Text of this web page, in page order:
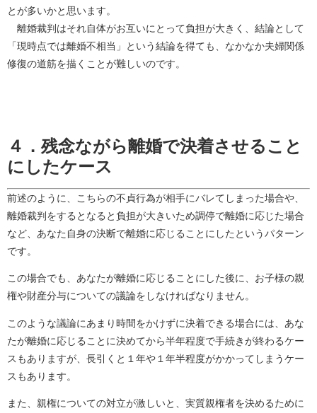
とが多いかと思います。
離婚裁判はそれ自体がお互いにとって負担が大きく、結論として
「現時点では離婚不相当」という結論を得ても、なかなか夫婦関係
修復の道筋を描くことが難しいのです。
４．残念ながら離婚で決着させること
にしたケース
前述のように、こちらの不貞行為が相手にバレてしまった場合や、
離婚裁判をするとなると負担が大きいため調停で離婚に応じた場合
など、あなた自身の決断で離婚に応じることにしたというパターン
です。
この場合でも、あなたが離婚に応じることにした後に、お子様の親
権や財産分与についての議論をしなければなりません。
このような議論にあまり時間をかけずに決着できる場合には、あな
たが離婚に応じることに決めてから半年程度で手続きが終わるケー
スもありますが、長引くと１年や１年半程度がかかってしまうケー
スもあります。
また、親権についての対立が激しいと、実質親権者を決めるために